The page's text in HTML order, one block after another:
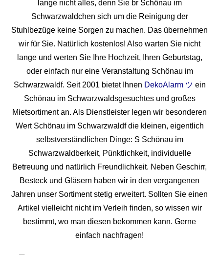
lange nicht alles, denn Sie br Schönau im
Schwarzwaldchen sich um die Reinigung der
Stuhlbezüge keine Sorgen zu machen. Das übernehmen
wir für Sie. Natürlich kostenlos! Also warten Sie nicht
lange und werten Sie Ihre Hochzeit, Ihren Geburtstag,
oder einfach nur eine Veranstaltung Schönau im
Schwarzwaldf. Seit 2001 bietet Ihnen DekoAlarm ツ ein
Schönau im Schwarzwaldsgesuchtes und großes
Mietsortiment an. Als Dienstleister legen wir besonderen
Wert Schönau im Schwarzwaldf die kleinen, eigentlich
selbstverständlichen Dinge: S Schönau im
Schwarzwaldberkeit, Pünktlichkeit, individuelle
Betreuung und natürlich Freundlichkeit. Neben Geschirr,
Besteck und Gläsern haben wir in den vergangenen
Jahren unser Sortiment stetig erweitert. Sollten Sie einen
Artikel vielleicht nicht im Verleih finden, so wissen wir
bestimmt, wo man diesen bekommen kann. Gerne
einfach nachfragen!